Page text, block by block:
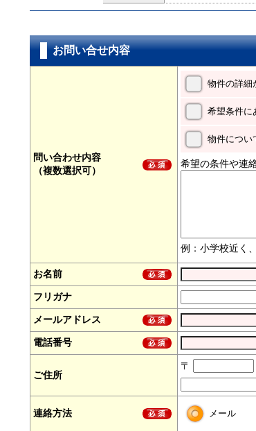
お問い合せ内容
問い合わせ内容
（複数選択可）
物件の詳細
希望条件に
物件につい
希望の条件や連
例：小学校近く
お名前
フリガナ
メールアドレス
電話番号
ご住所
〒
連絡方法 メール